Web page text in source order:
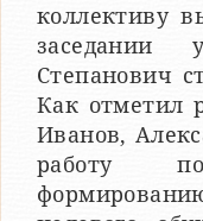
коллективу
заседании
Степанович
Как отметил
Иванов,
работу